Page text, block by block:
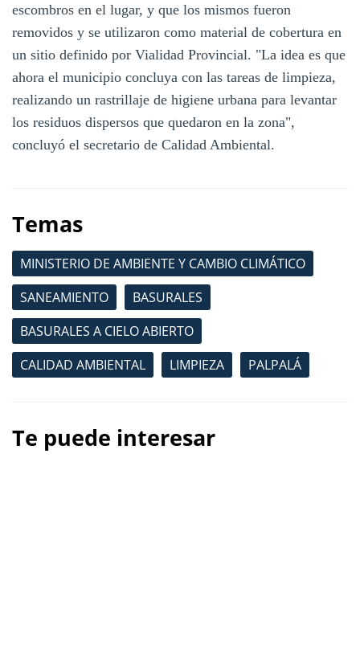
escombros en el lugar, y que los mismos fueron
removidos y se utilizaron como material de cobertura en
un sitio definido por Vialidad Provincial. "La idea es que
ahora el municipio concluya con las tareas de limpieza,
realizando un rastrillaje de higiene urbana para levantar
los residuos dispersos que quedaron en la zona",
concluyó el secretario de Calidad Ambiental.
Temas
MINISTERIO DE AMBIENTE Y CAMBIO CLIMÁTICO
SANEAMIENTO
BASURALES
BASURALES A CIELO ABIERTO
CALIDAD AMBIENTAL
LIMPIEZA PALPALÁ
Te puede interesar